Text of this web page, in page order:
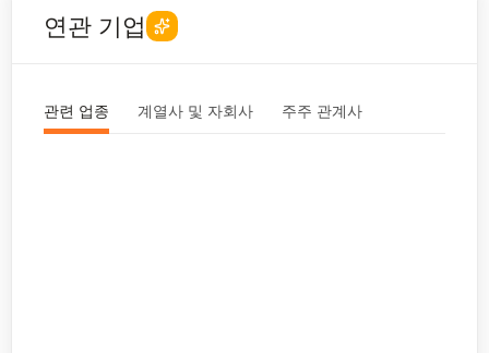
연관 기업
관련 업종 계열사 및 자회사 주주 관계사